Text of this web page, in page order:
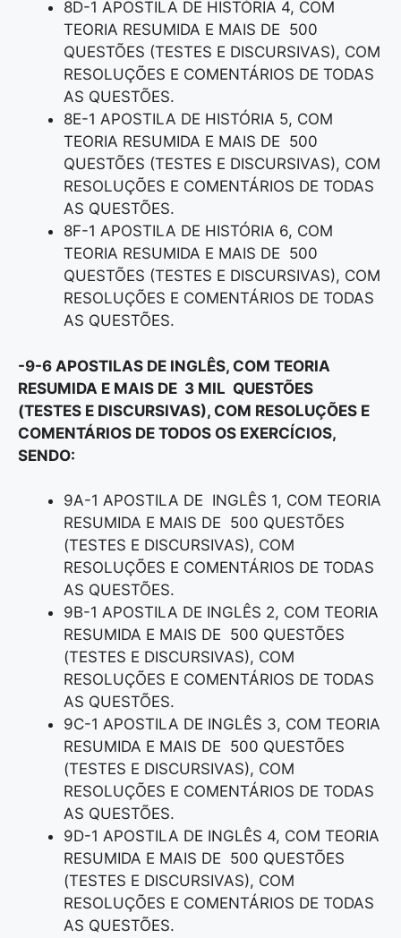
8D-1 APOSTILA DE HISTÓRIA 4, COM
TEORIA RESUMIDA E MAIS DE 500
QUESTÕES (TESTES E DISCURSIVAS), COM
RESOLUÇÕES E COMENTÁRIOS DE TODAS
AS QUESTÕES.
8E-1 APOSTILA DE HISTÓRIA 5, COM
TEORIA RESUMIDA E MAIS DE 500
QUESTÕES (TESTES E DISCURSIVAS), COM
RESOLUÇÕES E COMENTÁRIOS DE TODAS
AS QUESTÕES.
8F-1 APOSTILA DE HISTÓRIA 6, COM
TEORIA RESUMIDA E MAIS DE 500
QUESTÕES (TESTES E DISCURSIVAS), COM
RESOLUÇÕES E COMENTÁRIOS DE TODAS
AS QUESTÕES.
-9-6 APOSTILAS DE INGLÊS, COM TEORIA
RESUMIDA E MAIS DE 3 MIL QUESTÕES
(TESTES E DISCURSIVAS), COM RESOLUÇÕES E
COMENTÁRIOS DE TODOS OS EXERCÍCIOS,
SENDO:
9A-1 APOSTILA DE INGLÊS 1, COM TEORIA
RESUMIDA E MAIS DE 500 QUESTÕES
(TESTES E DISCURSIVAS), COM
RESOLUÇÕES E COMENTÁRIOS DE TODAS
AS QUESTÕES.
9B-1 APOSTILA DE INGLÊS 2, COM TEORIA
RESUMIDA E MAIS DE 500 QUESTÕES
(TESTES E DISCURSIVAS), COM
RESOLUÇÕES E COMENTÁRIOS DE TODAS
AS QUESTÕES.
9C-1 APOSTILA DE INGLÊS 3, COM TEORIA
RESUMIDA E MAIS DE 500 QUESTÕES
(TESTES E DISCURSIVAS), COM
RESOLUÇÕES E COMENTÁRIOS DE TODAS
AS QUESTÕES.
9D-1 APOSTILA DE INGLÊS 4, COM TEORIA
RESUMIDA E MAIS DE 500 QUESTÕES
(TESTES E DISCURSIVAS), COM
RESOLUÇÕES E COMENTÁRIOS DE TODAS
AS QUESTÕES.